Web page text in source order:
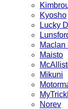
Kyosho
Lucky
Maclan
Maisto
Mikuni
Norev